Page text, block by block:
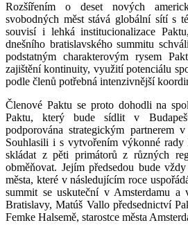
Rozšířením o deset nových
svobodných měst stává globální sítí s
souvisí i lehká institucionalizace
dnešního bratislavského summitu
podstatným charakterovým rysem
zajištění kontinuity, využití potenciálu
podle členů potřebná intenzivnější
Členové Paktu se proto dohodli na
Paktu, který bude sídlit v
podporována strategickým
Souhlasili i s vytvořením výkonné rady
skládat z pěti primátorů z různých
obměňovat. Jejím předsedou bude
města, které v následujícím roce
summit se uskuteční v Amsterdamu a
Bratislavy, Matúš Vallo předsednictví
Femke Halsemě, starostce města